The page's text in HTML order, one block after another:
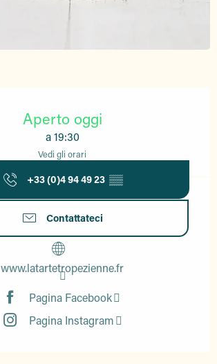
Aperto oggi
a 19:30
Vedi gli orari
+33 (0)4 94 49 23 ▒▒
Contattateci
www.latartetropezienne.fr
Pagina Facebook
Pagina Instagram